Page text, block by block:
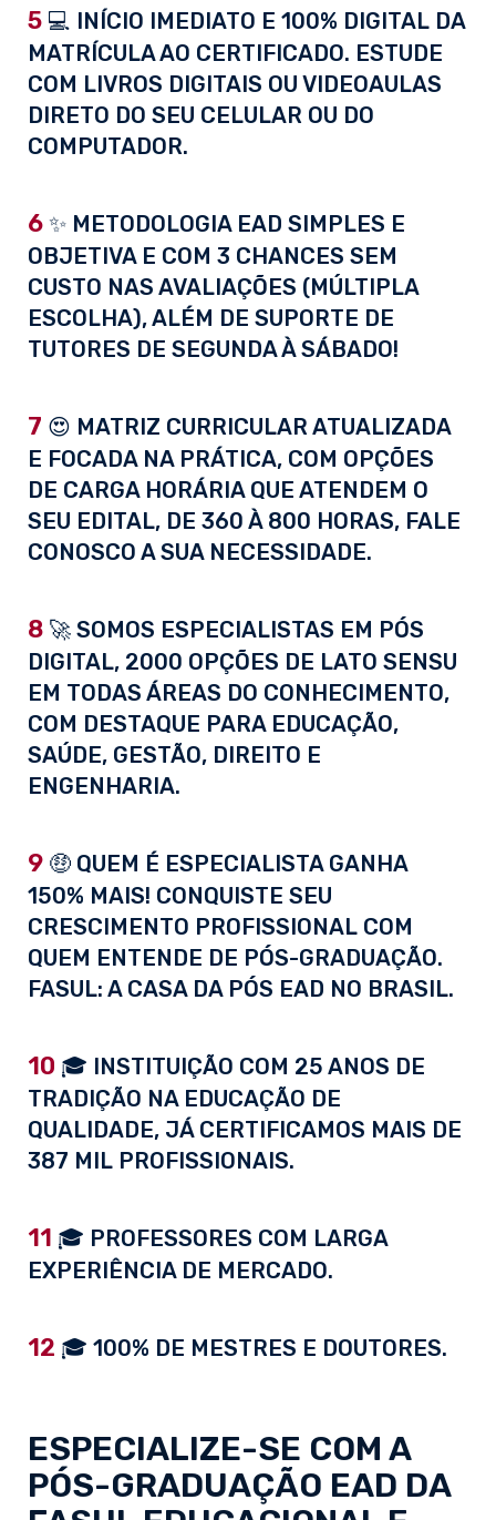
5 💻 INÍCIO IMEDIATO E 100% DIGITAL DA
MATRÍCULA AO CERTIFICADO. ESTUDE
COM LIVROS DIGITAIS OU VIDEOAULAS
DIRETO DO SEU CELULAR OU DO
COMPUTADOR.
6 ✨ METODOLOGIA EAD SIMPLES E
OBJETIVA E COM 3 CHANCES SEM
CUSTO NAS AVALIAÇÕES (MÚLTIPLA
ESCOLHA), ALÉM DE SUPORTE DE
TUTORES DE SEGUNDA À SÁBADO!
7 😍 MATRIZ CURRICULAR ATUALIZADA
E FOCADA NA PRÁTICA, COM OPÇÕES
DE CARGA HORÁRIA QUE ATENDEM O
SEU EDITAL, DE 360 À 800 HORAS, FALE
CONOSCO A SUA NECESSIDADE.
8 🚀 SOMOS ESPECIALISTAS EM PÓS
DIGITAL, 2000 OPÇÕES DE LATO SENSU
EM TODAS ÁREAS DO CONHECIMENTO,
COM DESTAQUE PARA EDUCAÇÃO,
SAÚDE, GESTÃO, DIREITO E
ENGENHARIA.
9 🤑 QUEM É ESPECIALISTA GANHA
150% MAIS! CONQUISTE SEU
CRESCIMENTO PROFISSIONAL COM
QUEM ENTENDE DE PÓS-GRADUAÇÃO.
FASUL: A CASA DA PÓS EAD NO BRASIL.
10 🎓 INSTITUIÇÃO COM 25 ANOS DE
TRADIÇÃO NA EDUCAÇÃO DE
QUALIDADE, JÁ CERTIFICAMOS MAIS DE
387 MIL PROFISSIONAIS.
11 🎓 PROFESSORES COM LARGA
EXPERIÊNCIA DE MERCADO.
12 🎓 100% DE MESTRES E DOUTORES.
ESPECIALIZE-SE COM A
PÓS-GRADUAÇÃO EAD DA